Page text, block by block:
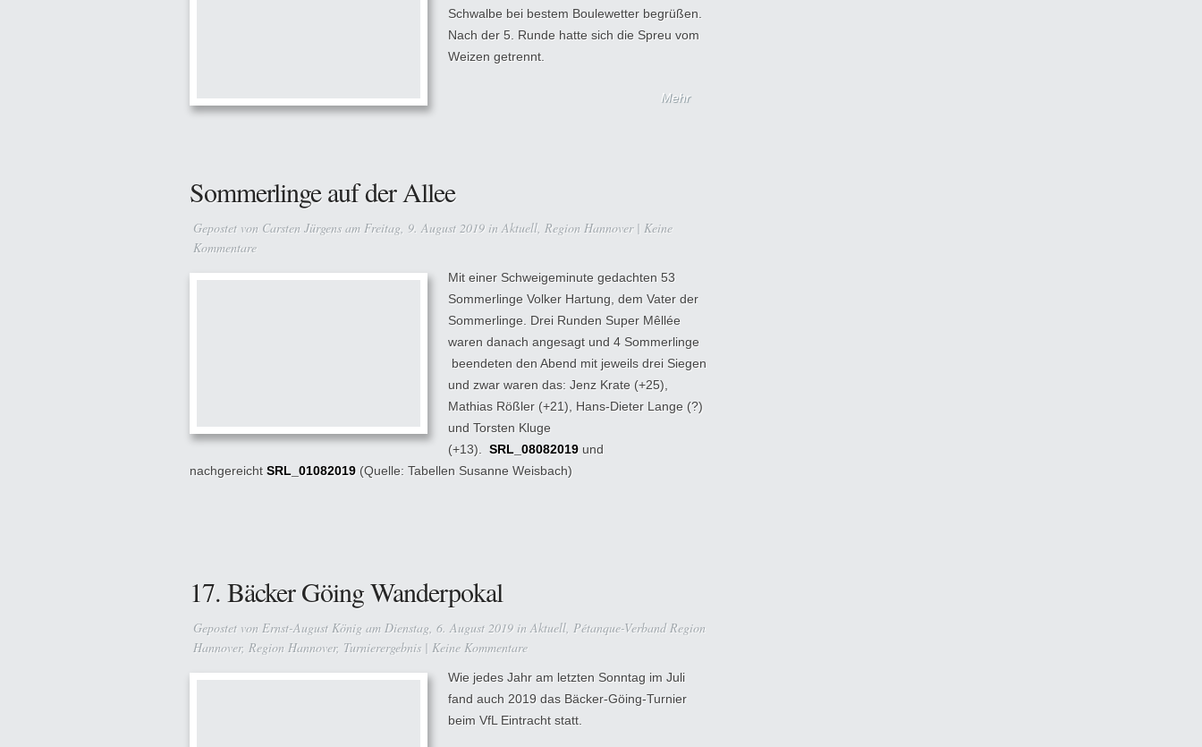
Schwalbe bei bestem Boulewetter begrüßen.
Nach der 5. Runde hatte sich die Spreu vom
Weizen getrennt.
Mehr
Sommerlinge auf der Allee
Gepostet von Carsten Jürgens am Freitag, 9. August 2019 in Aktuell, Region Hannover| Keine
Kommentare
Mit einer Schweigeminute gedachten 53
Sommerlinge Volker Hartung, dem Vater der
Sommerlinge. Drei Runden Super Mêllée
waren danach angesagt und 4 Sommerlinge
beendeten den Abend mit jeweils drei Siegen
und zwar waren das: Jenz Krate (+25),
Mathias Rößler (+21), Hans-Dieter Lange (?)
und Torsten Kluge
(+13). SRL_08082019 und
nachgereicht SRL_01082019 (Quelle: Tabellen Susanne Weisbach)
17. Bäcker Göing Wanderpokal
Gepostet von Ernst-August König am Dienstag, 6. August 2019 in Aktuell, Pétanque-Verband Region
Hannover, Region Hannover, Turnierergebnis | Keine Kommentare
Wie jedes Jahr am letzten Sonntag im Juli
fand auch 2019 das Bäcker-Göing-Turnier
beim VfL Eintracht statt.